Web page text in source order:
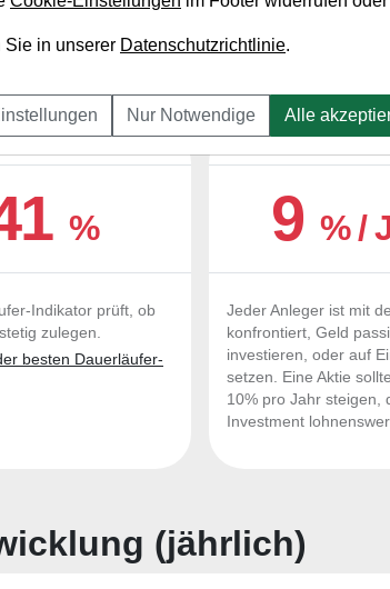
geeignet?
%
Indikator prüft, ob
zulegen.
besten Dauerläufer-
9% /
Jeder Anleger ist mit
konfrontiert, Geld
investieren, oder auf
setzen. Eine Aktie
10% pro Jahr steigen,
Investment
(jährlich)
Sie in unserer Datenschutzrichtlinie.
Nur Notwendige Alle